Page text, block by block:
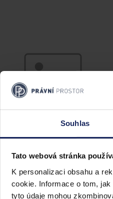
Souhlas
Tato webová stránka
K personalizaci obsahu a
cookie. Informace o tom,
tyto údaje mohou